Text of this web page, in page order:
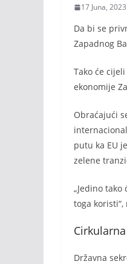
17 Juna, 2023
Da bi se
Zapadnog
Tako će
ekonomije
Obraćajući
putu ka EU
zelene
„Jedino
toga koristi“,
Državna